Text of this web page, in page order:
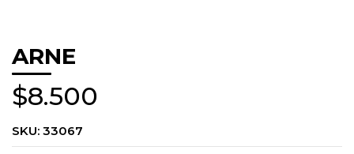
ARNE
$8.500
SKU: 33067